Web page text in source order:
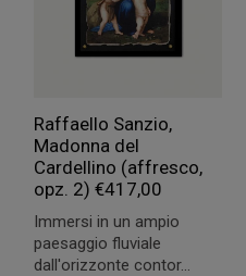
Raffaello Sanzio,
Madonna del
Cardellino (affresco,
opz. 2)€417,00
Immersi in un ampio
paesaggio fluviale
dall'orizzonte contor...